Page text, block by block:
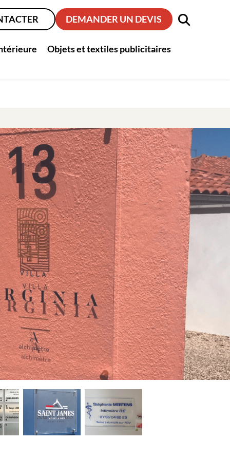
Objets et textiles publicitaires
DEMANDER UN DEVIS